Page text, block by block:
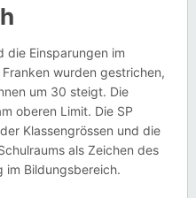
die Einsparungen im
wurden gestrichen,
um 30 steigt. Die
oberen Limit. Die SP
Klassengrössen und die
als Zeichen des
im Bildungsbereich.